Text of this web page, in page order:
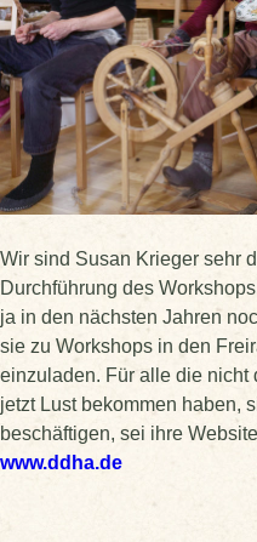
Wir sind Susan Krieger sehr
Durchführung des
ja in den nächsten Jahren
sie zu Workshops in den
einzuladen. Für alle die nicht
jetzt Lust bekommen haben,
beschäftigen, sei ihre
www.ddha.de